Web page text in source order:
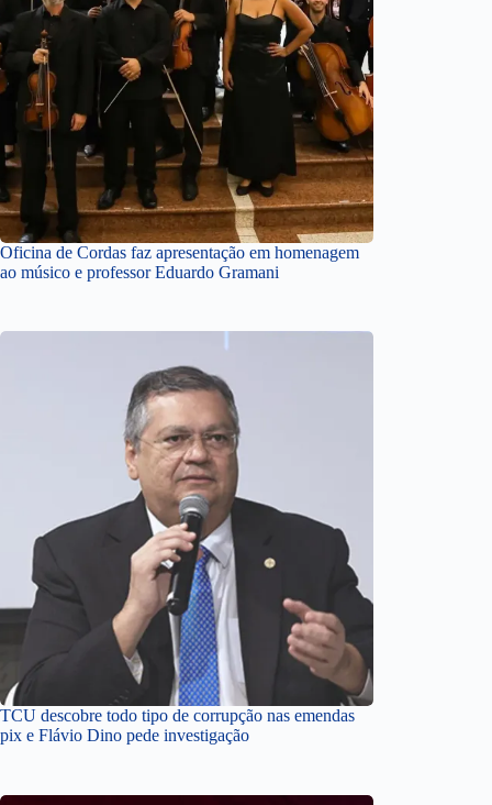
Oficina de Cordas faz apresentação em homenagem
ao músico e professor Eduardo Gramani
TCU descobre todo tipo de corrupção nas emendas
pix e Flávio Dino pede investigação